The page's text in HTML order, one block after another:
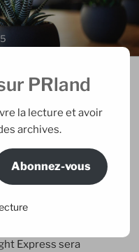
la qualité de sa note)
à travailler. Deux
5 jours à partir de
Express sera
PRland
la lecture et avoir
archives.
Abonnez-vous